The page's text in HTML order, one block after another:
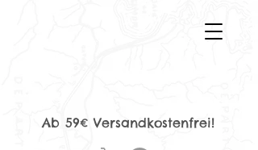
Ab 59€ Versandkostenfrei!